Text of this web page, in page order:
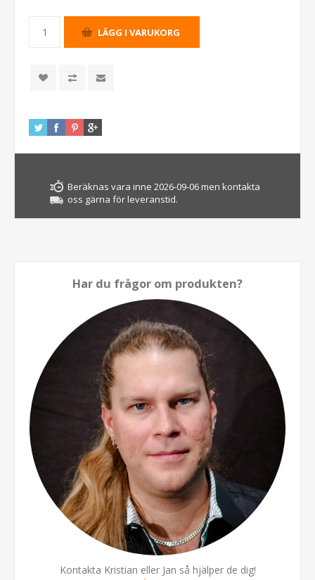
Beräknas vara inne 2026-09-06 men kontakta
oss gärna för leveranstid.
Har du frågor om produkten?
Kontakta Kristian eller Jan så hjälper de dig!